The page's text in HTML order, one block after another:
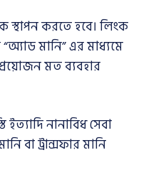
স্থাপন করতে হবে। লিংক
মানি” এর মাধ্যমে
মত ব্যবহার
নানাবিধ সেবা
বা ট্রান্সফার মানি